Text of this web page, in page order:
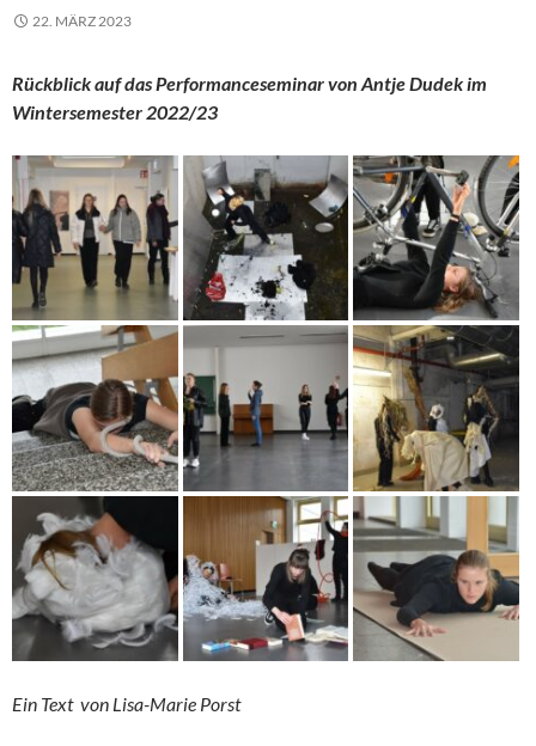
22. MÄRZ 2023
Rückblick auf das Performanceseminar von Antje Dudek im
Wintersemester 2022/23
Ein Text von Lisa-Marie Porst